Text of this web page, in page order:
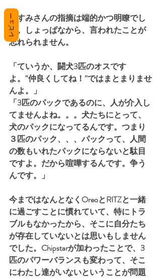
ますみさんの指摘は端的かつ明瞭でし
た。しょっぱなから、言われたことが
忘れられません。
「ていうか、闘犬3匹のオスです
よ。“仲良くしてね！”ではまとまりませ
んよ。」
「3匹のパックであるのに、人が介入し
てませんよね。。。犬たちにとって、
犬のパックになってるんです。つまり
３匹のパック、、、パックって、人間
の数もいれたパックにならないと駄目
ですよ。だから喧嘩するんです。争う
んです。」
今まではなんとなくOreoとRITZと一緒
に過ごすことに慣れていて、特にトラ
ブルもなかったから、そこに自分たち
が存在していないとは思いもしません
でした。Chipstarが加わったことで、3
匹のパワーバランスも変わって、そこ
にわたし達がいないということが問題
レビュー